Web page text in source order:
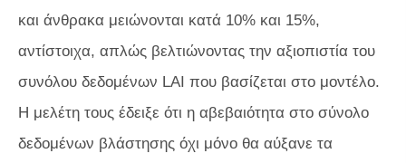
και άνθρακα μειώνονται κατά 10% και 15%,
αντίστοιχα, απλώς βελτιώνοντας την αξιοπιστία του
συνόλου δεδομένων LAI που βασίζεται στο μοντέλο.
Η μελέτη τους έδειξε ότι η αβεβαιότητα στο σύνολο
δεδομένων βλάστησης όχι μόνο θα αύξανε τα